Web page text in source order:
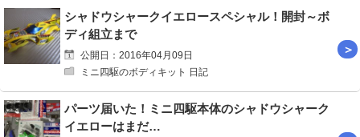
シャドウシャークイエロースペシャル！開封～ボ
ディ組立まで
公開日：2016年04月09日
ミニ四駆のボディキット 日記
パーツ届いた！ミニ四駆本体のシャドウシャーク
イエローはまだ…